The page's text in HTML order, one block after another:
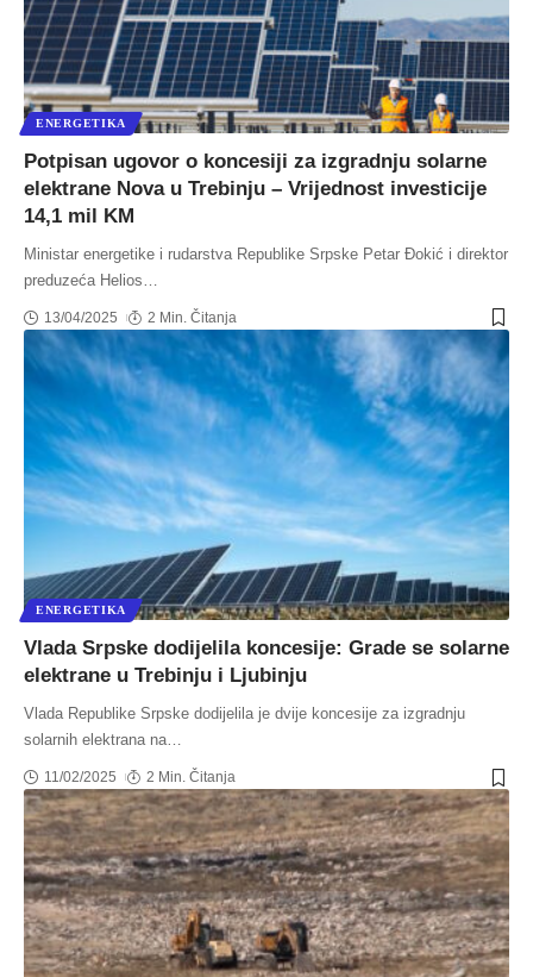
ENERGETIKA
Potpisan ugovor o koncesiji za izgradnju solarne
elektrane Nova u Trebinju – Vrijednost investicije
14,1 mil KM
Ministar energetike i rudarstva Republike Srpske Petar Đokić i direktor
preduzeća Helios
13/04/2025 2 Min. Čitanja
ENERGETIKA
Vlada Srpske dodijelila koncesije: Grade se solarne
elektrane u Trebinju i Ljubinju
Vlada Republike Srpske dodijelila je dvije koncesije za izgradnju
solarnih elektrana na…
11/02/2025 2 Min. Čitanja